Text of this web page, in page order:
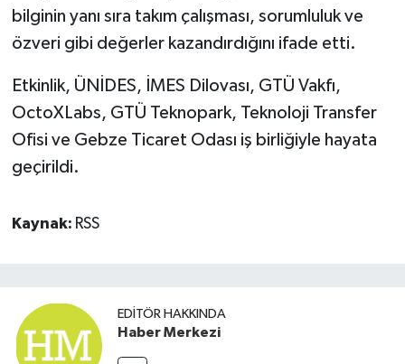
bilginin yanı sıra takım çalışması, sorumluluk ve
özveri gibi değerler kazandırdığını ifade etti.
Etkinlik, ÜNİDES, İMES Dilovası, GTÜ Vakfı,
OctoXLabs, GTÜ Teknopark, Teknoloji Transfer
Ofisi ve Gebze Ticaret Odası iş birliğiyle hayata
geçirildi.
Kaynak: RSS
EDITÖR HAKKINDA
Haber Merkezi